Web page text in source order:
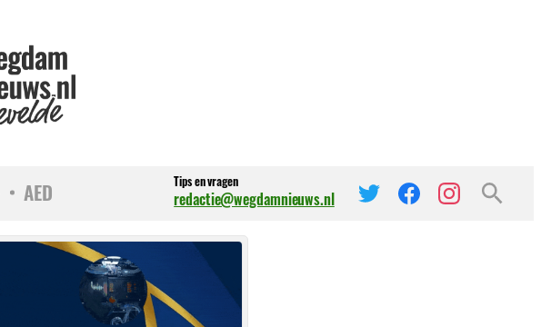
AED Tips en vragen
redactie@wegdamnieuws.nl